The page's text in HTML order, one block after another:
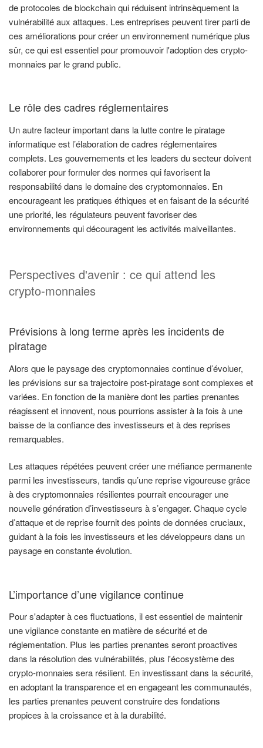
de protocoles de blockchain qui réduisent intrinsèquement la
vulnérabilité aux attaques. Les entreprises peuvent tirer parti de
ces améliorations pour créer un environnement numérique plus
sûr, ce qui est essentiel pour promouvoir l'adoption des crypto-
monnaies par le grand public.
Le rôle des cadres réglementaires
Un autre facteur important dans la lutte contre le piratage
informatique est l’élaboration de cadres réglementaires
complets. Les gouvernements et les leaders du secteur doivent
collaborer pour formuler des normes qui favorisent la
responsabilité dans le domaine des cryptomonnaies. En
encourageant les pratiques éthiques et en faisant de la sécurité
une priorité, les régulateurs peuvent favoriser des
environnements qui découragent les activités malveillantes.
Perspectives d'avenir : ce qui attend les
crypto-monnaies
Prévisions à long terme après les incidents de
piratage
Alors que le paysage des cryptomonnaies continue d’évoluer,
les prévisions sur sa trajectoire post-piratage sont complexes et
variées. En fonction de la manière dont les parties prenantes
réagissent et innovent, nous pourrions assister à la fois à une
baisse de la confiance des investisseurs et à des reprises
remarquables.
Les attaques répétées peuvent créer une méfiance permanente
parmi les investisseurs, tandis qu’une reprise vigoureuse grâce
à des cryptomonnaies résilientes pourrait encourager une
nouvelle génération d’investisseurs à s’engager. Chaque cycle
d’attaque et de reprise fournit des points de données cruciaux,
guidant à la fois les investisseurs et les développeurs dans un
paysage en constante évolution.
L’importance d’une vigilance continue
Pour s'adapter à ces fluctuations, il est essentiel de maintenir
une vigilance constante en matière de sécurité et de
réglementation. Plus les parties prenantes seront proactives
dans la résolution des vulnérabilités, plus l'écosystème des
crypto-monnaies sera résilient. En investissant dans la sécurité,
en adoptant la transparence et en engageant les communautés,
les parties prenantes peuvent construire des fondations
propices à la croissance et à la durabilité.